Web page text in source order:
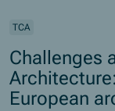
TCA
Challenges
European